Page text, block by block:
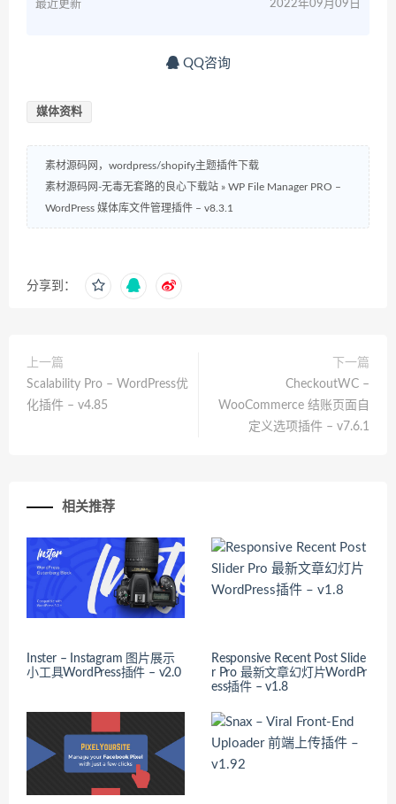
最近更新 2022年09月09日
QQ咨询
媒体资料
素材源码网，wordpress/shopify主题插件下载
素材源码网-无毒无套路的良心下载站 » WP File Manager PRO –
WordPress 媒体库文件管理插件 – v8.3.1
分享到：
上一篇
Scalability Pro – WordPress优
化插件 – v4.85
下一篇
CheckoutWC –
WooCommerce 结账页面自
定义选项插件 – v7.6.1
相关推荐
Inster – Instagram 图片展示
小工具WordPress插件 – v2.0
Responsive Recent Post Slide
r Pro 最新文章幻灯片WordPr
ess插件 – v1.8